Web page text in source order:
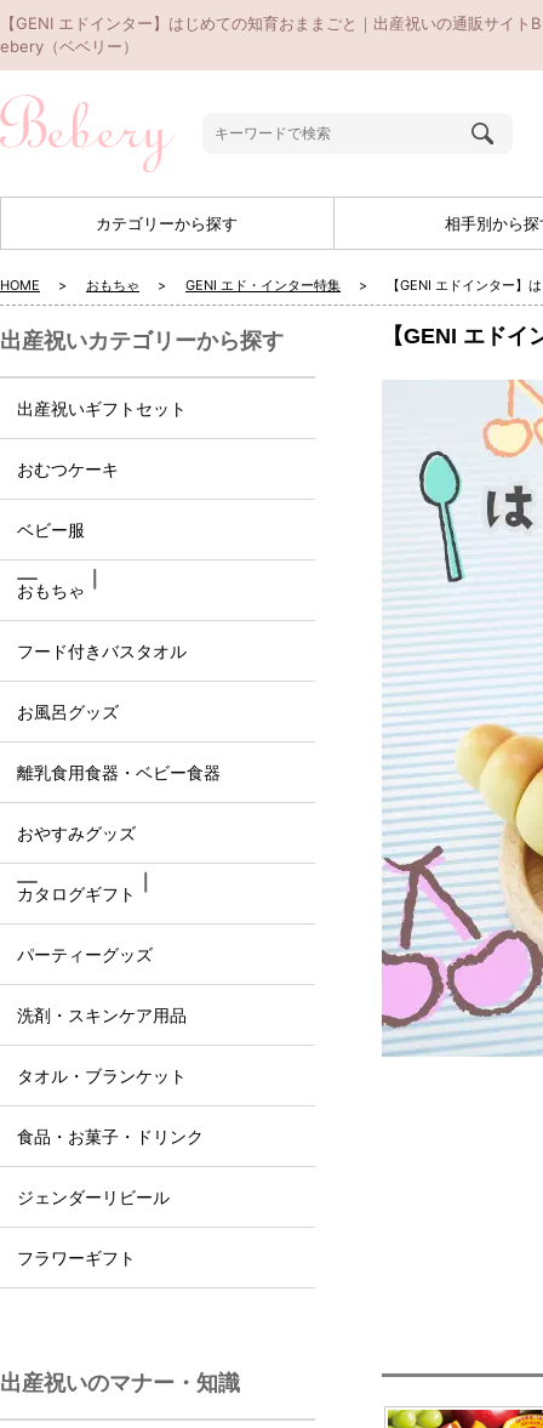
【GENI エドインター】はじめての知育おままごと｜出産祝いの通販サイトB
ebery（ベベリー）
カテゴリーから探す 相手別から探
HOME おもちゃ GENI エド・インター特集 【GENI エドインター】
【GENI エド
出産祝いカテゴリーから探す
出産祝いギフトセット
おむつケーキ
ベビー服
おもちゃ
フード付きバスタオル
お風呂グッズ
離乳食用食器・ベビー食器
おやすみグッズ
カタログギフト
パーティーグッズ
洗剤・スキンケア用品
タオル・ブランケット
食品・お菓子・ドリンク
ジェンダーリビール
フラワーギフト
出産祝いのマナー・知識